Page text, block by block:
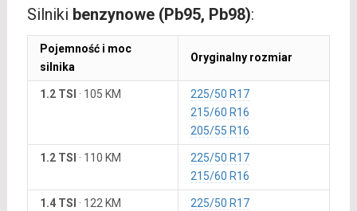
Silniki benzynowe (Pb95, Pb98):
Pojemność i moc
silnika
Oryginalny rozmiar
1.2 TSI · 105 KM
225/50 R17
215/60 R16
205/55 R16
1.2 TSI · 110 KM
225/50 R17
215/60 R16
1.4 TSI · 122 KM
225/50 R17